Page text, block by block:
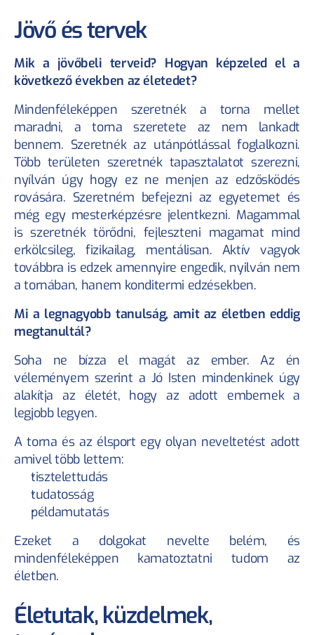
Jövő és tervek
Mik a jövőbeli terveid? Hogyan képzeled el a
következő években az életedet?
Mindenféleképpen szeretnék a torna mellet
maradni, a torna szeretete az nem lankadt
bennem. Szeretnék az utánpótlással foglalkozni.
Több területen szeretnék tapasztalatot szerezni,
nyílván úgy hogy ez ne menjen az edzősködés
rovására. Szeretném befejezni az egyetemet és
még egy mesterképzésre jelentkezni. Magammal
is szeretnék törődni, fejleszteni magamat mind
erkölcsileg, fizikailag, mentálisan. Aktív vagyok
továbbra is edzek amennyire engedik, nyilván nem
a tornában, hanem konditermi edzésekben.
Mi a legnagyobb tanulság, amit az életben eddig
megtanultál?
Soha ne bízza el magát az ember. Az én
véleményem szerint a Jó Isten mindenkinek úgy
alakítja az életét, hogy az adott embernek a
legjobb legyen.
A torna és az élsport egy olyan neveltetést adott
amivel több lettem:
tisztelettudás
tudatosság
példamutatás
Ezeket a dolgokat nevelte belém, és
mindenféleképpen kamatoztatni tudom az
életben.
Életutak, küzdelmek,